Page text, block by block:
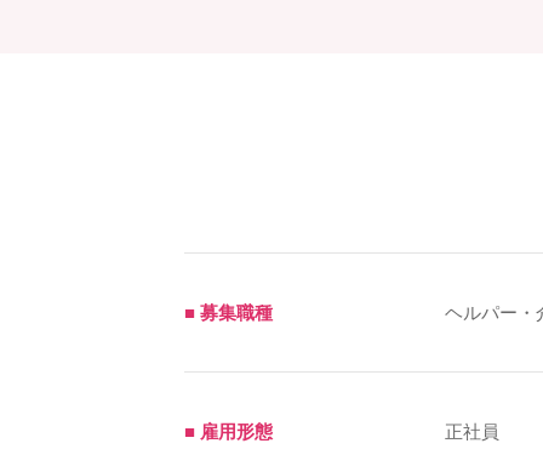
■ 募集職種 ヘルパー・
■ 雇用形態 正社員